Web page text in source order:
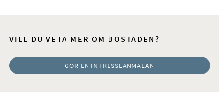
VILL DU VETA MER OM BOSTADEN?
GÖR EN INTRESSEANMÄLAN